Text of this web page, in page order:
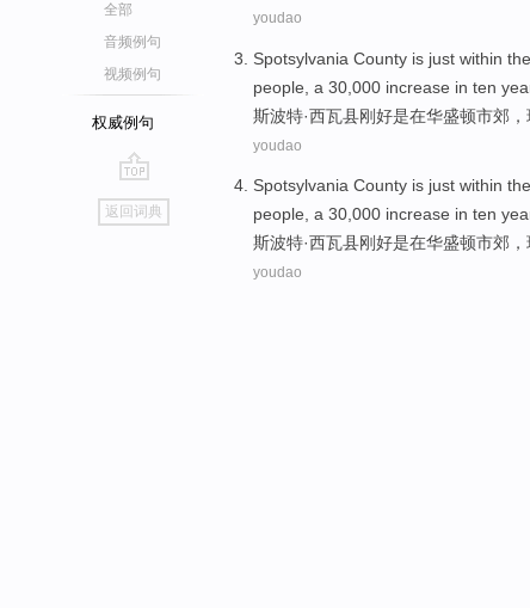
全部
音频例句
视频例句
权威例句
go
top
返回词典
youdao
Spotsylvania County is just within the
people a 30,000 increase in ten
斯波特·西瓦县刚好是在华盛顿市郊，
youdao
Spotsylvania County is just within the
people, a 30,000 increase in ten
斯波特·西瓦县刚好是在华盛顿市郊，
youdao